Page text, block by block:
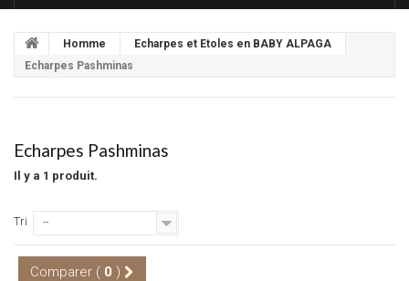
Homme
Echarpes et Etoles en BABY ALPAGA
Echarpes Pashminas
Echarpes Pashminas
Il y a 1 produit.
Tri --
Comparer ( 0 )